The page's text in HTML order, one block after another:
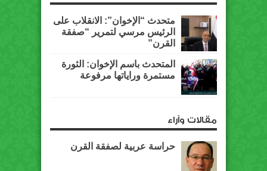
متحدث “الإخوان”: الانقلاب على
الرئيس مرسي لتمرير “صفقة
القرن”
المتحدث باسم الإخوان: الثورة
مستمرة وراياتها مرفوعة
مقالات وآراء
حراسة عربية لصفقة القرن